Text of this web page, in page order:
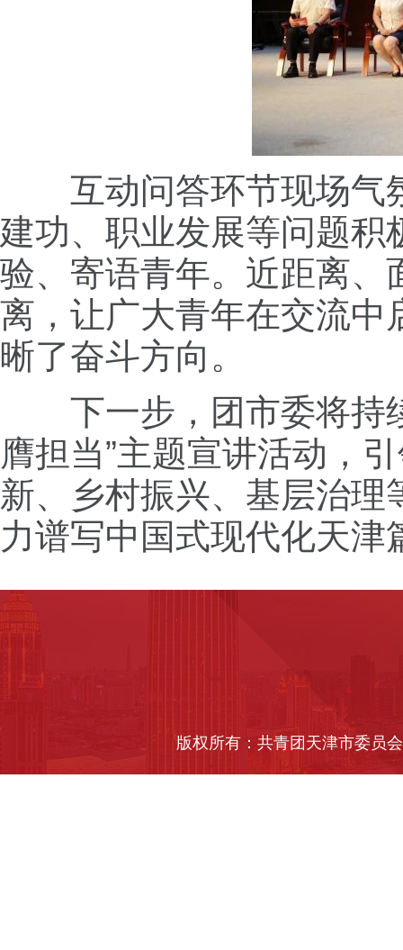
互动问答环节现场气
建功、职业发展等问题积
验、寄语青年。近距离、
离，让广大青年在交流中
晰了奋斗方向。
下一步，团市委将持续
膺担当”主题宣讲活动，
新、乡村振兴、基层治理
力谱写中国式现代化天
版权所有：共青团天津市委